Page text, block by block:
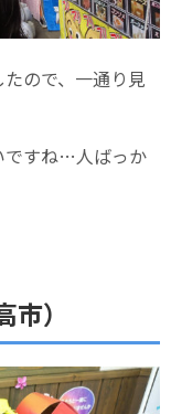
ので、一通り見
ですね…人ばっか
）